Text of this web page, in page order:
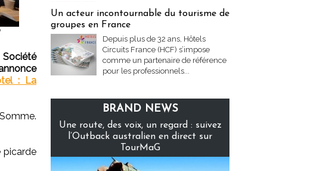
: La
picarde
Un acteur incontournable du tourisme de
groupes en France
Depuis plus de 32 ans, Hôtels
Circuits France (HCF) s’impose
comme un partenaire de référence
pour les professionnels...
BRAND NEWS
Une route, des voix, un regard : suivez
l’Outback australien en direct sur
TourMaG